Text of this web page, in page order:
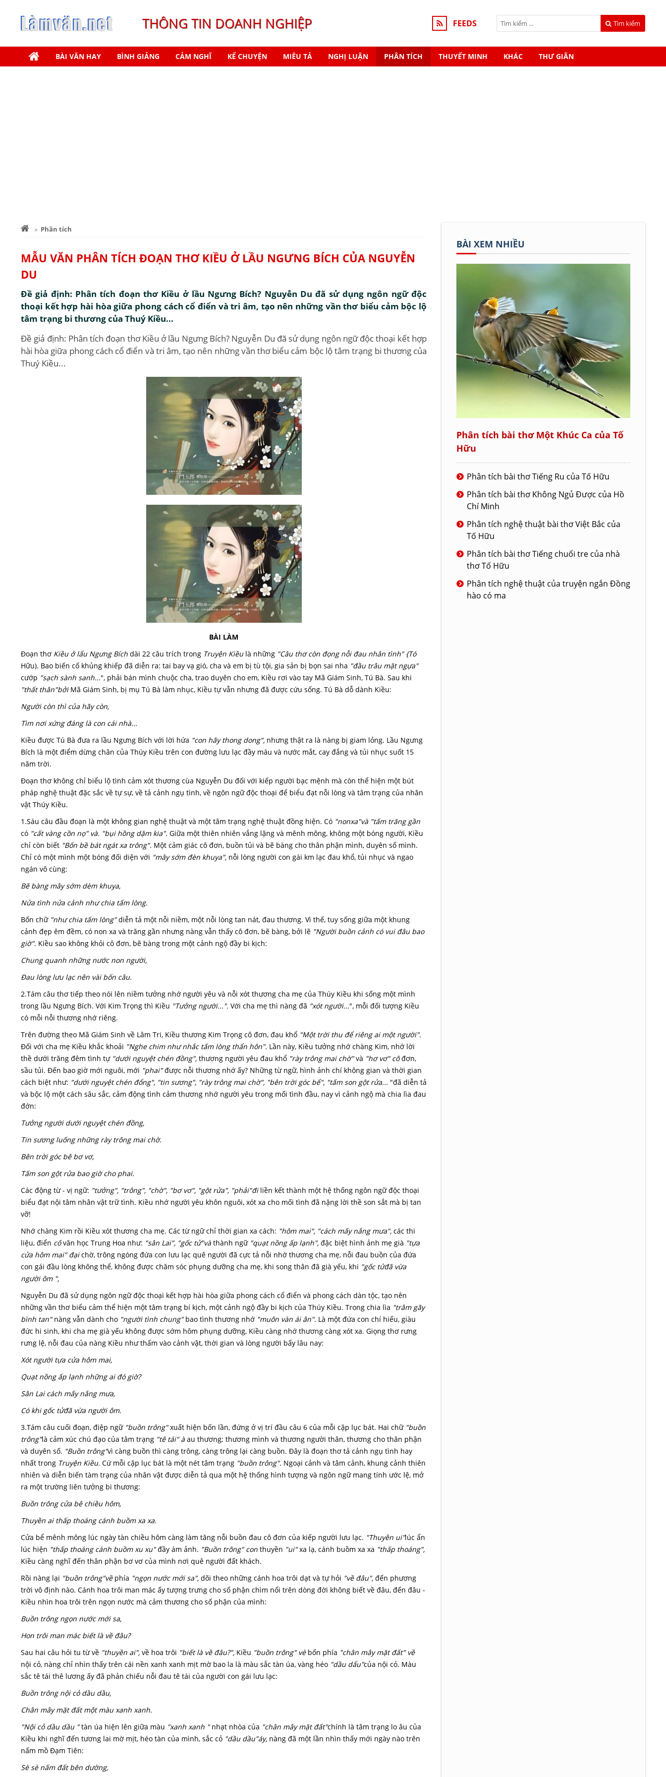
THÔNG TIN DOANH NGHIỆP FEEDS Tìm kiếm
BÀI VĂN HAY BÌNH GIẢNG CẢM NGHĨ KỂ CHUYỆN MIÊU TẢ NGHỊ LUẬN PHÂN TÍCH THUYẾT MINH KHÁC THƯ GIÃN
Phân tích
MẪU VĂN PHÂN TÍCH ĐOẠN THƠ KIỀU Ở LẦU NGƯNG BÍCH CỦA NGUYỄN
DU
Đề giả định: Phân tích đoạn thơ Kiều ở lầu Ngưng Bích? Nguyễn Du đã sử dụng ngôn ngữ độc
thoại kết hợp hài hòa giữa phong cách cổ điển và tri âm, tạo nên những vần thơ biểu cảm bộc lộ
tâm trạng bi thương của Thuý Kiều...
Đề giả định: Phân tích đoạn thơ Kiều ở lầu Ngưng Bích? Nguyễn Du đã sử dụng ngôn ngữ độc thoại kết hợp
hài hòa giữa phong cách cổ điển và tri âm, tạo nên những vần thơ biểu cảm bộc lộ tâm trạng bi thương của
Thuý Kiều...
BÀI LÀM
Đoạn thơ Kiều ở lẩu Ngưng Bích dài 22 câu trích trong Truyện Kiềulà những "Câu thơ còn đọng nỗi đau nhân tình" {Tó
Hữu). Bao biến cố khủng khiếp đã diễn ra: tai bay vạ gió, cha và em bị tù tội, gia sản bị bọn sai nha "đầu trâu mặt ngựa"
cướp "sạch sành sanh...", phải bán mình chuộc cha, trao duyên cho em, Kiều rơi vào tay Mã Giám Sinh, Tú Bà. Sau khi
"thất thân"bởiMã Giám Sinh, bị mụ Tú Bà làm nhục, Kiều tự vẫn nhưng đã được cứu sống. Tú Bà dỗ dành Kiều:
Người còn thì của hãy còn,
Tìm nơi xứng đáng là con cái nhà...
Kiều được Tú Bà đưa ra lầu Ngưng Bích với lời hứa "con hãy thong dong", nhưng thật ra là nàng bị giam lỏng. Lầu Ngưng
Bích là một điểm dừng chân của Thúy Kiều trên con đường lưu lạc đầy máu và nước mắt, cay đắng và tủi nhục suốt 15
năm trời.
Đoạn thơ không chỉ biểu lộ tình cảm xót thương cùa Nguyễn Du đối với kiếp người bạc mệnh mà còn thể hiện một bút
pháp nghệ thuật đặc sắc về tự sự, về tả cảnh ngụ tình, về ngôn ngữ độc thoại để biểu đạt nỗi lòng và tâm trạng của nhân
vật Thúy Kiều.
1.Sáu câu đầu đoạn là một không gian nghệ thuật và một tâm trạng nghệ thuật đồng hiện. Có "nonxa"và "tấm trăng gần
có "cất vàng cồn nọ" và. "bụi hồng dặm kia". Giữa một thiên nhiên vắng lặng và mênh mông, không một bóng người, Kiều
chỉ còn biết "Bốn bề bát ngát xa trông". Một cảm giác cô đơn, buồn tủi và bẽ bàng cho thân phận mình, duyên số mình.
Chỉ có một mình một bóng đối diện với "mây sớm đèn khuya", nỗi lòng người con gái km lạc đau khổ, tủi nhục và ngao
ngán vô cùng:
Bẽ bàng mây sớm dèm khuya,
Nửa tình nửa cảnh như chia tấm lòng.
Bốn chữ "như chia tấm lòng"diễn tả một nỗi niềm, một nỗi lòng tan nát, đau thương. Vì thế, tuy sống giữa một khung
cảnh đẹp êm đềm, có non xa và trăng gần nhưng nàng vẫn thấy cô đơn, bẽ bàng, bởi lẽ "Người buồn cảnh có vui đâu bao
giờ". Kiều sao không khỏi cô đơn, bẽ bàng trong một cảnh ngộ đầy bi kịch:
Chung quanh những nước non người,
Đau lòng lưu lạc nên vài bốn câu.
2.Tám câu thơ tiếp theo nói lên niềm tưởng nhớ người yêu và nỗi xót thương cha mẹ của Thúy Kiều khi sống một mình
trong lầu Ngưng Bích. Với Kim Trọng thì Kiều "Tưởng người...". Với cha mẹ thì nàng đã "xót người...", mỗi đối tượng Kiều
có mỗi nỗi thương nhớ riêng.
Trên đường theo Mã Giám Sinh về Lâm Tri, Kiều thương Kim Trọng cô đơn, đau khổ "Một trời thu để riêng ai một người".
Đối với cha mẹ Kiều khắc khoải "Nghe chim như nhắc tấm lòng thẩn hôn". Lần này, Kiều tưởng nhớ chàng Kim, nhớ lời
thề dưới trăng đêm tình tự "dưới nguyệt chén đồng", thương người yêu đau khổ "rày trông mai chờ"và "hơ vơ" côđơn,
sầu tủi. Đến bao giờ mới nguôi, mới "phai"được nỗi thương nhớ ấy? Những từ ngữ, hình ảnh chí không gian và thời gian
cách biệt như: "dưới nguyệt chén đổng", "tin sương", "rày trông mai chờ", "bên trời góc bể", "tấm son gột rửa... "đã diễn tả
và bộc lộ một cách sâu sắc, cảm động tình cảm thương nhớ người yêu trong mối tình đầu, nay vì cảnh ngộ mà chia lìa đau
đớn:
Tưởng người dưới nguyệt chén đồng,
Tin sương luống những rày trông mai chờ.
Bên trời góc bê bơ vơ,
Tấm son gột rửa bao giờ cho phai.
Các động từ - vị ngữ: "tưởng", "trông", "chờ", "bơ vơ", "gột rửa", "phải"điliền kết thành một hệ thống ngôn ngữ độc thoại
biểu đạt nội tâm nhân vật trữ tình. Kiều nhớ người yêu khôn nguôi, xót xa cho mối tình đã nặng lời thề son sắt mà bị tan
vỡ!
Nhớ chàng Kim rồi Kiều xót thương cha mẹ. Các từ ngữ chỉ thời gian xa cách: "hôm mai", "cách mấy nắng mưa", các thi
liệu, điển cốvăn học Trung Hoa như: "sân Lai", "gốc tử"và thành ngữ "quạt nồng ấp lạnh", đặc biệt hình ảnh mẹ già "tựa
cửa hôm mai" đạichờ, trông ngóng đứa con lưu lạc quê người đã cực tả nỗi nhớ thương cha mẹ, nỗi đau buồn của đứa
con gái đầu lòng không thể, không được chăm sóc phụng dưỡng cha mẹ, khi song thân đã già yếu, khi "gốc tửđã vừa
người ôm ",
Nguyễn Du đã sử dụng ngôn ngữ độc thoại kết hợp hài hòa giữa phong cách cổ điển và phong cách dàn tộc, tạo nên
những vần thơ biểu cảm thể hiện một tâm trạng bí kịch, một cảnh ngộ đầy bi kịch của Thúy Kiều. Trong chia lìa "trâm gãy
bình tan"nàng vẫn dành cho "người tình chung"bao tình thương nhớ "muôn vàn ái ân". Là một đứa con chí hiếu, giàu
đức hi sinh, khi cha mẹ già yếu không được sớm hôm phụng dưỡng, Kiều càng nhớ thương càng xót xa. Giọng thơ rưng
rưng lệ, nỗi đau của nàng Kiều như thấm vào cảnh vật, thời gian và lòng người bấy lâu nay:
Xót người tựa cửa hôm mai,
Quạt nồng ấp lạnh những ai đó giờ?
Sân Lai cách mấy nắng mưa,
Có khi gốc tửđã vừa người ôm.
3.Tám câu cuối đoạn, điệp ngữ "buồn trông"xuất hiện bốn lần, đứng ở vị trí đầu câu 6 của mỗi cặp lục bát. Hai chữ "buồn
trông"là cảm xúc chú đạo của tâm trạng "tê tái" à au thương; thương mình và thương người thân, thương cho thân phận
và duyên số. "Buồn trông"vì càng buồn thì càng trông, càng trông lại càng buồn. Đây là đoạn thơ tả cảnh ngụ tình hay
nhất trong Truyện Kiều. Cứ mỗi cặp lục bát là một nét tâm trạng "buồn trông". Ngoại cảnh và tâm cảnh, khung cảnh thiên
nhiên và diễn biến tàm trạng của nhân vật được diễn tả qua một hệ thống hình tượng và ngôn ngữ mang tính ước lệ, mở
ra một trường liên tưởng bi thương:
Buồn trông cửa bê chiều hôm,
Thuyền ai thấp thoáng cánh buồm xa xa.
Cửa bể mênh mông lúc ngày tàn chiều hôm càng làm tăng nỗi buồn đau cô đơn của kiếp người lưu lạc. "Thuyền ui"lúc ẩn
lúc hiện "thấp thoáng cánh buồm xu xu"đầy ám ảnh. "Buồn trông" con thuyền "ui"xa lạ, cánh buồm xa xa "thấp thoáng",
Kiều càng nghĩ đến thân phận bơ vơ của mình nơi quê người đất khách.
Rồi nàng lại "buồn trông"vềphía "ngọn nước mới sa", dõi theo những cánh hoa trôi dạt và tự hỏi "về đâu", đến phương
trời vô định nào. Cánh hoa trôi man mác ấy tượng trưng cho số phận chìm nổi trên dòng đời không biết về đâu, đến đâu -
Kiều nhìn hoa trôi trên ngọn nước mà cảm thương cho số phận của mình:
Buồn trông ngọn nước mới sa,
Hon trôi man mác biết là về đâu?
Sau hai câu hỏi tu từ về "thuyền ai", về hoa trôi "biết là về đâu?", Kiều "buồn trông" vèbốn phía "chân mây mặt đất" về
nội cỏ, nàng chỉ nhìn thấy trên cái nền xanh xanh mịt mờ bao la là màu sắc tàn úa, vàng héo "dầu dẩu"của nội cỏ. Màu
sắc tê tái thê lương ấy đã phản chiếu nỗi đau tê tái của người con gái lưu lạc:
Buồn trông nội cỏ dầu dầu,
Chân mây mặt đất một màu xanh xanh.
"Nội cỏ dầu dầu "tàn úa hiện lên giữa màu "xanh xanh "nhạt nhòa của "chân mây mặt đất"chính là tâm trạng lo âu của
Kiều khi nghĩ đến tương lai mờ mịt, héo tàn của mình, sắc cỏ "dầu dầu"áy, nàng đã một lần nhìn thấy mới ngày nào trên
nấm mồ Đạm Tiên:
Sè sè nấm đất bên dường,
BÀI XEM NHIỀU
Phân tích bài thơ Một Khúc Ca của Tố
Hữu
Phân tích bài thơ Tiếng Ru của Tố Hữu
Phân tích bài thơ Không Ngủ Được của Hồ
Chí Minh
Phân tích nghệ thuật bài thơ Việt Bắc của
Tố Hữu
Phân tích bài thơ Tiếng chuổi tre của nhà
thơ Tố Hữu
Phân tích nghệ thuật của truyện ngắn Đồng
hào có ma